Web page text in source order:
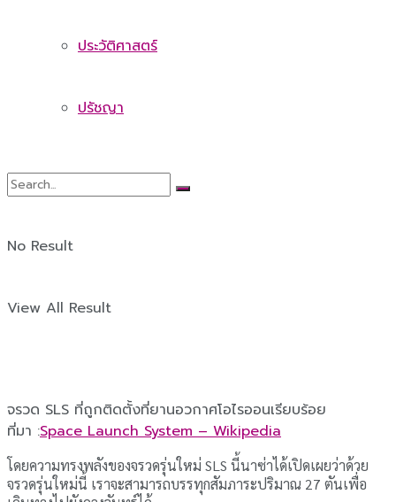
ประวัติศาสตร์
ปรัชญา
No Result
View All Result
จรวด SLS ที่ถูกติดตั้งที่ยานอวกาศโอไรออนเรียบร้อย
ที่มา :Space Launch System – Wikipedia
โดยความทรงพลังของจรวดรุ่นใหม่ SLS นี้นาซ่าได้เปิดเผยว่าด้วย
จรวดรุ่นใหม่นี้ เราจะสามารถบรรทุกสัมภาระปริมาณ 27 ตันเพื่อ